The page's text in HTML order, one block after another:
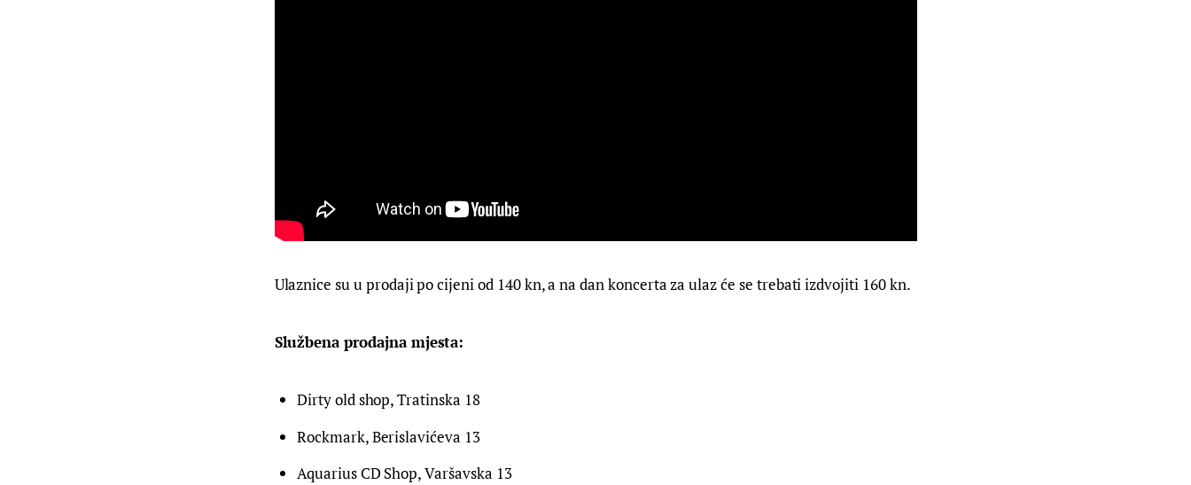
Ulaznice su u prodaji po cijeni od 140 kn, a na dan koncerta za ulaz će se trebati izdvojiti 160 kn.
Službena prodajna mjesta:
Dirty old shop, Tratinska 18
Rockmark, Berislavićeva 13
Aquarius CD Shop, Varšavska 13